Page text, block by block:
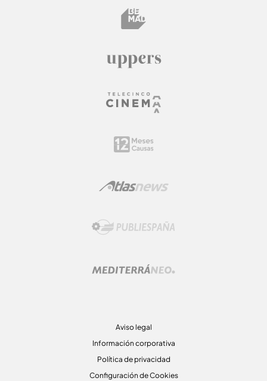
Aviso legal
Información corporativa
Política de privacidad
Configuración de Cookies